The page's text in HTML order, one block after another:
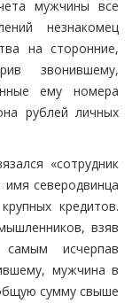
мужчины все
незнакомец
на сторонние,
звонившему,
ему номера
рублей личных
«сотрудник
северодвинца
кредитов.
взяв
исчерпав
мужчина в
сумму свыше